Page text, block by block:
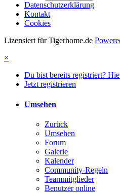
Datenschutzerklärung
Kontakt
Cookies
Lizensiert für Tigerhome.de
×
Du bist bereits registriert?
Jetzt registrieren
Umsehen
Zurück
Umsehen
Forum
Galerie
Kalender
Community-Regeln
Teammitglieder
Benutzer online